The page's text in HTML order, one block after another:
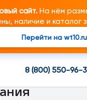
сайт.На нём
наличие и каталог
Перейти на
8 (800) 550-96-
Плита
подходит